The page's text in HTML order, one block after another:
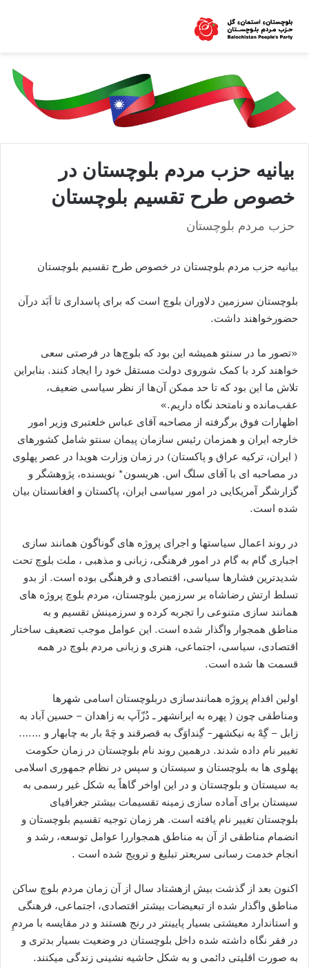
بیانیه حزب مردم بلوچستان در
خصوص طرح تقسیم بلوچستان
حزب مردم بلوچستان
بیانیه حزب مردم بلوچستان در خصوص طرح تقسیم بلوچستان
بلوچستان سرزمین دلاوران بلوچ است که برای پاسداری تا اَبَد درآن
حضورخواهند داشت.
«تصور ما در سنتو همیشه این بود که بلوچ‌ها در فرصتی سعی
خواهند کرد با کمک شوروی دولت مستقل خود را ایجاد کنند. بنابراین
تلاش ما این بود که تا حد ممکن آن‌ها از نظر سیاسی ضعیف،
عقب‌مانده و نامتحد نگاه داریم.»
اظهارات فوق برگرفته از مصاحبه آقای عباس خلعتبری وزیر امور
خارجه ایران و همزمان رئیس سازمان پیمان سنتو شامل کشورهای
( ایران، ترکیه عراق و پاکستان) در زمان وزارت هویدا در عصر پهلوی
در مصاحبه ای با آقای سلگ اس. هریسون* نویسنده، پژوهشگر و
گزارشگر آمریکایی در امور سیاسی ایران، پاکستان و افغانستان بیان
شده است.
در روند اعمال سیاستها و اجرای پروژه های گوناگون همانند سازی
اجباری گام به گام در امور فرهنگی، زبانی و مذهبی ، ملت بلوچ تحت
شدیدترین فشارها سیاسی، اقتصادی و فرهنگی بوده است. از بدو
تسلط ارتش رضاشاه بر سرزمین بلوچستان، مردم بلوچ پروژه های
همانند سازی متنوعی را تجربه کرده و سرزمینش تقسیم و به
مناطق همجوار واگذار شده است. این عوامل موجب تضعیف ساختار
اقتصادی، سیاسی، اجتماعی، هنری و زبانی مردم بلوچ در همه
قسمت ها شده است.
اولین اقدام پروژه همانندسازی دربلوچستان اسامی شهرها
ومناطقی چون ( پهره به ایرانشهر ـ دُزّآپ به زاهدان – حسین آباد به
زابل – گِهْ به نیکشهر- گِنداوَگ به قصرقند و چَهْ بار به چابهار و …….
تغییر نام داده شدند. درهمین روند نام بلوچستان در زمان حکومت
پهلوی ها به بلوچستان و سیستان و سپس در نظام جمهوری اسلامی
به سیستان و بلوچستان و در این اواخر گاهاً به شکل غیر رسمی به
سیستان برای آماده سازی زمینه تقسیمات بیشتر جغرافیای
بلوچستان تغییر نام یافته است. هر زمان توجیه تقسیم بلوچستان و
انضمام مناطقی از آن به مناطق همجواررا عوامل توسعه، رشد و
انجام خدمت رسانی سریعتر تبلیغ و ترویج شده است .
اکنون بعد از گذشت بیش ازهشتاد سال از آن زمان مردم بلوچ ساکن
مناطق واگذار شده از تبعیضات بیشتر اقتصادی، اجتماعی، فرهنگی
و استاندارد معیشتی بسیار پایینتر در رنج هستند و در مقایسه با مردمِ
در فقر نگاه داشته شده داخل بلوچستان در وضعیت بسیار بدتری و
به صورت اقلیتی دائمی و به شکل حاشیه نشینی زندگی میکنند.